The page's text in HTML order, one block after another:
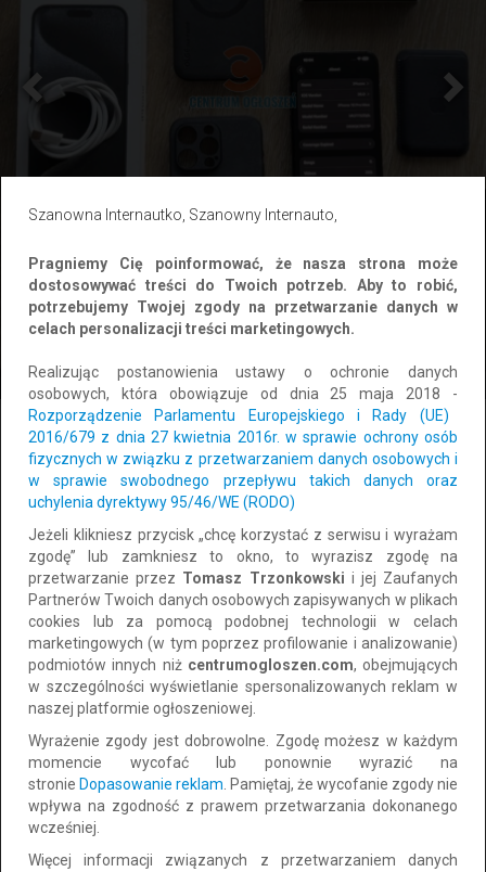
Cena:500 zł
do negocjacji
Wyślij propozycję
Szczegóły ogłoszenia
Używany iPhone 15 Pro Max, w doskonałym stanie, działający
prezencie i chciałbym go sprzedać w niskiej cenie każdemu
szczęśliwcowi. Ten produkt jest dostępny na stronie
https://smartwaveuk.com. Kup bezpośrednio i zobacz inne
produkty. Lub napisz na adres: swaveuk@gmail.com WhatsApp:
+48 726 408 767 Strona internetowa: https://smartwaveuk.com/
Szanowna Internautko, Szanowny Internauto,
Pragniemy Cię poinformować, że nasza strona może
dostosowywać treści do Twoich potrzeb. Aby to robić,
potrzebujemy Twojej zgody na przetwarzanie danych w
celach personalizacji treści marketingowych.
Realizując postanowienia ustawy o ochronie danych
osobowych, która obowiązuje od dnia 25 maja 2018 -
Rozporządzenie Parlamentu Europejskiego i Rady (UE)
2016/679 z dnia 27 kwietnia 2016r. w sprawie ochrony osób
fizycznych w związku z przetwarzaniem danych osobowych i
w sprawie swobodnego przepływu takich danych oraz
uchylenia dyrektywy 95/46/WE (RODO)
Jeżeli klikniesz przycisk „chcę korzystać z serwisu i wyrażam
zgodę” lub zamkniesz to okno, to wyrazisz zgodę na
przetwarzanie przez Tomasz Trzonkowski i jej Zaufanych
Partnerów Twoich danych osobowych zapisywanych w plikach
cookies lub za pomocą podobnej technologii w celach
marketingowych (w tym poprzez profilowanie i analizowanie)
podmiotów innych niż centrumogloszen.com, obejmujących
w szczególności wyświetlanie spersonalizowanych reklam w
naszej platformie ogłoszeniowej.
Wyrażenie zgody jest dobrowolne. Zgodę możesz w każdym
momencie wycofać lub ponownie wyrazić na
stronie Dopasowanie reklam . Pamiętaj, że wycofanie zgody nie
wpływa na zgodność z prawem przetwarzania dokonanego
wcześniej.
Więcej informacji związanych z przetwarzaniem danych